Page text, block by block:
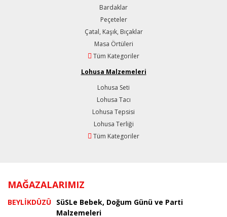
Bardaklar
Peçeteler
Çatal, Kaşık, Bıçaklar
Masa Örtüleri
Tüm Kategoriler
Lohusa Malzemeleri
Lohusa Seti
Lohusa Tacı
Lohusa Tepsisi
Lohusa Terliği
Tüm Kategoriler
MAĞAZALARIMIZ
BEYLİKDÜZÜ SüSLe Bebek, Doğum Günü ve Parti
Malzemeleri